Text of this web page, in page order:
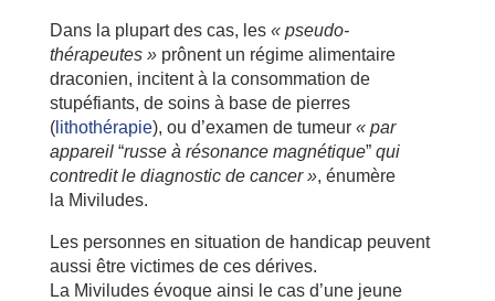
Dans la plupart des cas, les « pseudo-
thérapeutes »prônent un régime alimentaire
draconien, incitent à la consommation de
stupéfiants, de soins à base de pierres
(lithothérapie), ou d’examen de tumeur « par
appareil “russe à résonance magnétique”qui
contredit le diagnostic de cancer », énumère
la Miviludes.
Les personnes en situation de handicap peuvent
aussi être victimes de ces dérives.
La Miviludes évoque ainsi le cas d’une jeune